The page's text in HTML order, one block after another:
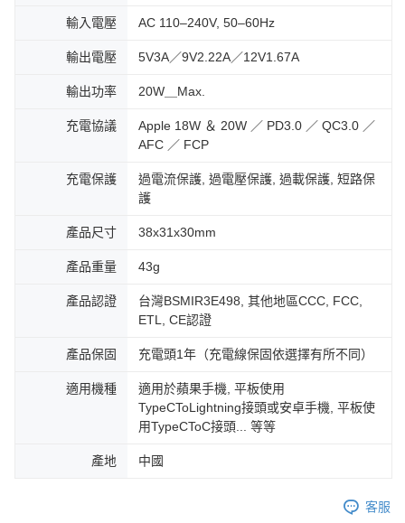
輸入電壓 AC 110–240V, 50–60Hz
輸出電壓 5V3A／9V2.22A／12V1.67A
輸出功率 20W＿Max.
充電協議
Apple 18W ＆ 20W ／ PD3.0 ／ QC3.0 ／
AFC ／ FCP
充電保護
過電流保護, 過電壓保護, 過載保護, 短路保
護
產品尺寸 38x31x30mm
產品重量 43g
產品認證
台灣BSMIR3E498, 其他地區CCC, FCC,
ETL, CE認證
產品保固 充電頭1年（充電線保固依選擇有所不同）
適用機種
適用於蘋果手機, 平板使用
TypeCToLightning接頭或安卓手機, 平板使
用TypeCToC接頭... 等等
產地 中國
客服